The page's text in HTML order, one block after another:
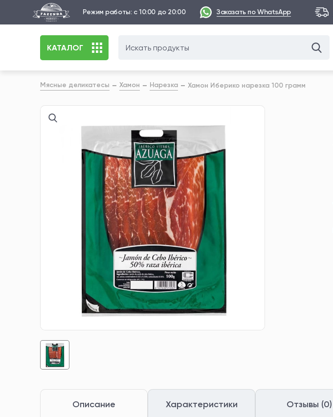
Режим работы: с 10:00 до 20:00 Заказать по WhatsApp
КАТАЛОГ
Мясные деликатесы Хамон Нарезка Хамон Иберико нарезка 100 грамм
Описание Характеристики Отзывы (0)